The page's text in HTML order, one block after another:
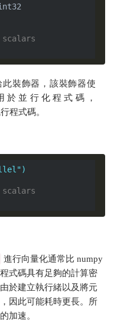
scalars
此裝飾器，該裝飾器使
於並行化程式碼，
程式碼。
scalars
進行向量化通常比 numpy
式碼具有足夠的計算密
於建立執行緒以及將元
因此可能耗時更長。所
加速。